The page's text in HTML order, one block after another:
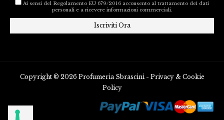
Ai sensi del Regolamento EU 679/2016 acconsento al trattamento dei dati
personali e a ricevere informazioni commerciali.
Copyright © 2026 Profumeria Sbrascini - Privacy& Cookie
Policy